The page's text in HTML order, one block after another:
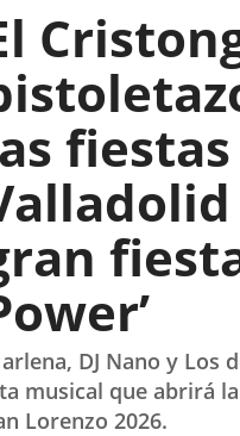
DJ Nano y Los
musical que abrirá
Lorenzo 2026.